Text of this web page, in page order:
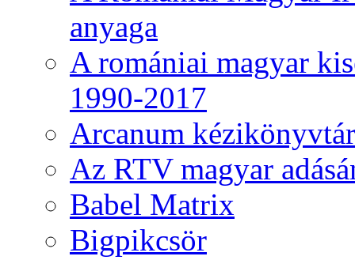
anyaga
A romániai magyar
1990-2017
Arcanum kézikönyvtár
Az RTV magyar
Babel Matrix
Bigpikcsör